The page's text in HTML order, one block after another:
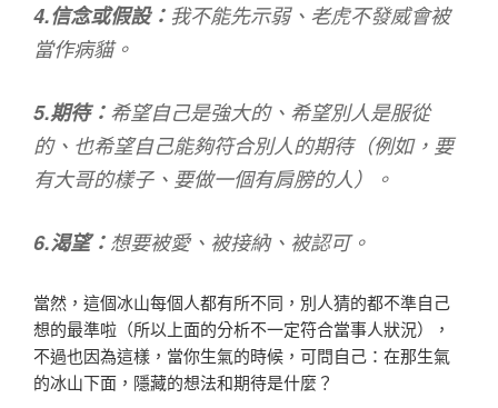
4.信念或假設： 我不能先示弱、老虎不發威會被
當作病貓。
5.期待： 希望自己是強大的、希望別人是服從
的、也希望自己能夠符合別人的期待（例如，要
有大哥的樣子、要做一個有肩膀的人）。
6.渴望： 想要被愛、被接納、被認可。
當然，這個冰山每個人都有所不同，別人猜的都不準自己
想的最準啦（所以上面的分析不一定符合當事人狀況），
不過也因為這樣，當你生氣的時候，可問自己：在那生氣
的冰山下面，隱藏的想法和期待是什麼？